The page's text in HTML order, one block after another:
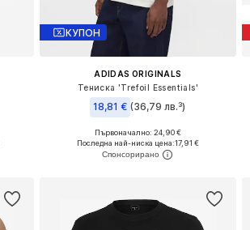
КУПОН
ADIDAS ORIGINALS
Тениска 'Trefoil Essentials'
18,81 € (36,79 лв.³)
+5
Добави в кошницата
Първоначално: 24,90 €
Последна най-ниска цена:17,91 €